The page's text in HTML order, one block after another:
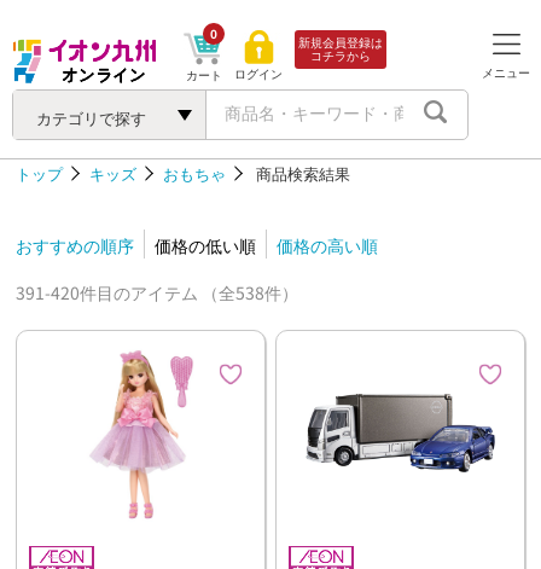
カテゴリで探す
カート
0
ログイン
新規会員登録は
コチラから
メニュー
トップ キッズ おもちゃ 商品検索結果
おすすめの順序 価格の低い順
価格の高い順
391-420件目のアイテム （全538件）